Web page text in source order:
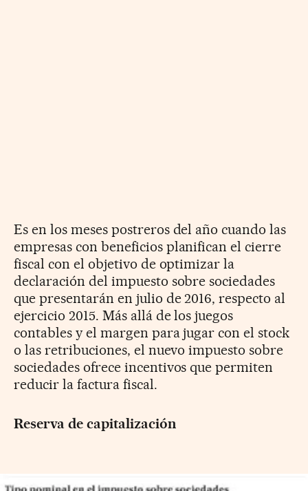
Es en los meses postreros del año cuando las
empresas con beneficios planifican el cierre
fiscal con el objetivo de optimizar la
declaración del impuesto sobre sociedades
que presentarán en julio de 2016, respecto al
ejercicio 2015. Más allá de los juegos
contables y el margen para jugar con el stock
o las retribuciones, el nuevo impuesto sobre
sociedades ofrece incentivos que permiten
reducir la factura fiscal.
Reserva de capitalización